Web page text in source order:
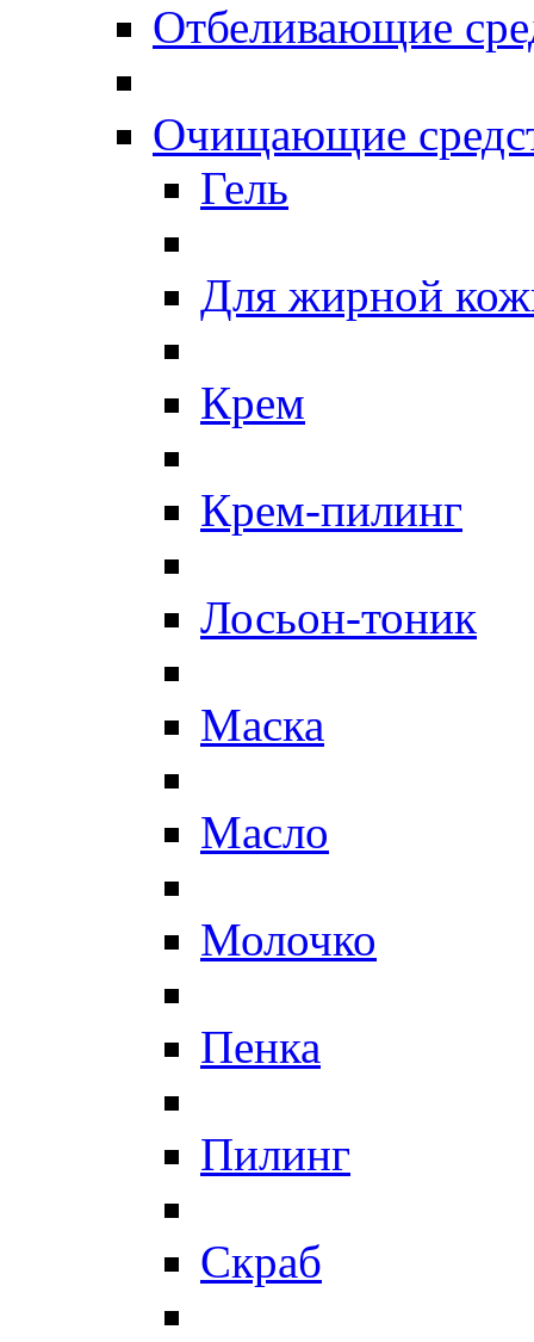
Отбеливающие
Очищающие
Гель
Для жирной
Крем
Крем-пилинг
Лосьон-тоник
Маска
Масло
Молочко
Пенка
Пилинг
Скраб